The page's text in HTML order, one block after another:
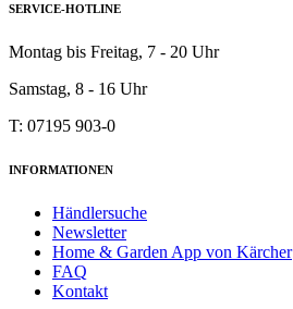
SERVICE-HOTLINE
Montag bis Freitag, 7 - 20 Uhr
Samstag, 8 - 16 Uhr
T: 07195 903-0
INFORMATIONEN
Händlersuche
Newsletter
Home & Garden App von Kärcher
FAQ
Kontakt